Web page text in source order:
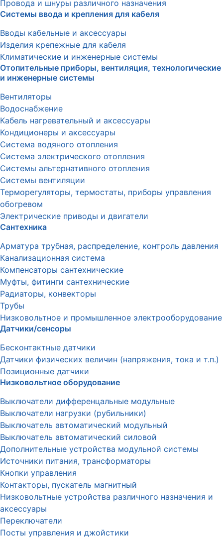
Провода и шнуры различного назначения
Системы ввода и крепления для кабеля
Вводы кабельные и аксессуары
Изделия крепежные для кабеля
Климатические и инженерные системы
Отопительные приборы, вентиляция, технологические
и инженерные системы
Вентиляторы
Водоснабжение
Кабель нагревательный и аксессуары
Кондиционеры и аксессуары
Система водяного отопления
Система электрического отопления
Системы альтернативного отопления
Системы вентиляции
Терморегуляторы, термостаты, приборы управления
обогревом
Электрические приводы и двигатели
Сантехника
Арматура трубная, распределение, контроль давления
Канализационная система
Компенсаторы сантехнические
Муфты, фитинги сантехнические
Радиаторы, конвекторы
Трубы
Низковольтное и промышленное электрооборудование
Датчики/сенсоры
Бесконтактные датчики
Датчики физических величин (напряжения, тока и т.п.)
Позиционные датчики
Низковольтное оборудование
Выключатели дифференцальные модульные
Выключатели нагрузки (рубильники)
Выключатель автоматический модульный
Выключатель автоматический силовой
Дополнительные устройства модульной системы
Источники питания, трансформаторы
Кнопки управления
Контакторы, пускатель магнитный
Низковольтные устройства различного назначения и
аксессуары
Переключатели
Посты управления и джойстики